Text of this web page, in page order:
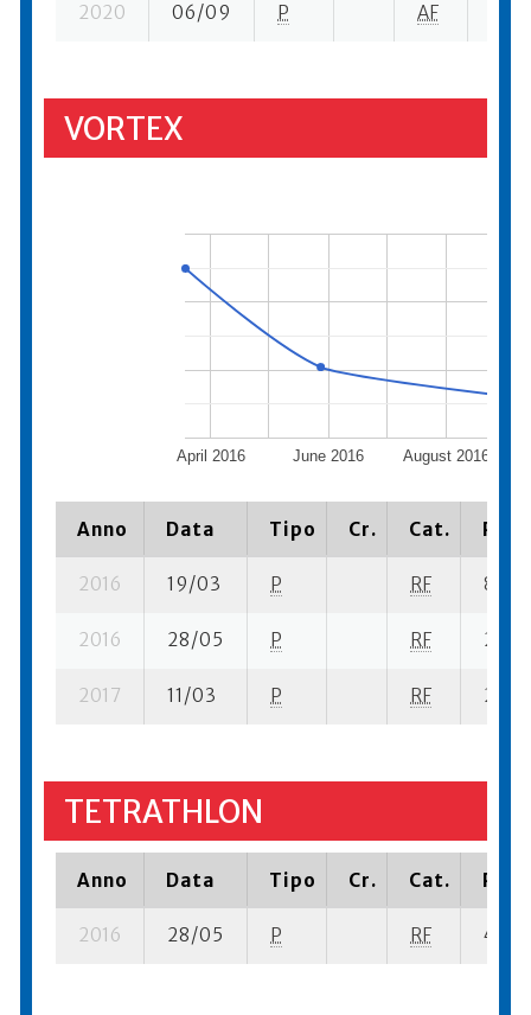
2020 06/09 P AF
VORTEX
April 2016 June 2016 August 2016
Anno Data Tipo Cr. Cat.
2016 19/03 P RF 8 se-
2016 28/05 P RF 24
2017 11/03 P RF 24
TETRATHLON
Anno Data Tipo Cr. Cat.
2016 28/05 P RF 40